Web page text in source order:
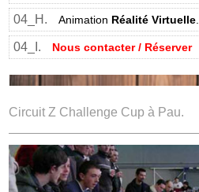
04_H. Animation Réalité Virtuelle.
04_I. Nous contacter / Réserver
Circuit Z Challenge Cup à Pau.